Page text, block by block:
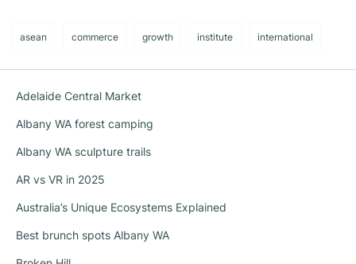
asean commerce growth institute international
Adelaide Central Market
Albany WA forest camping
Albany WA sculpture trails
AR vs VR in 2025
Australia’s Unique Ecosystems Explained
Best brunch spots Albany WA